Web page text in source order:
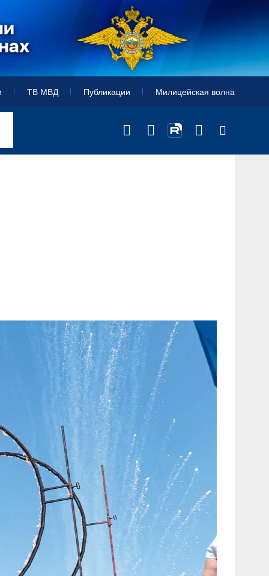
ТВ МВД Публикации Милицейская волна